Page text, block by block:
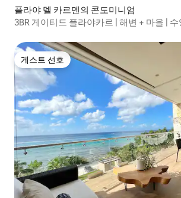
플라야 델 카르멘의 콘도미니엄
3BR 게이티드 플라야카르 | 해변 + 마을 |
게스트 선호
게스트 선호